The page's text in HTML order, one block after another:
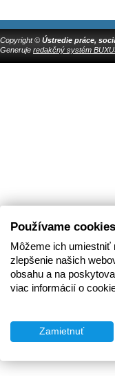
Copyright © Ústredie práce,
Generuje redakčný systém
Používame cookies
Môžeme ich umiestniť
zlepšenie našich
obsahu a na
viac informácií o
Zamietnuť